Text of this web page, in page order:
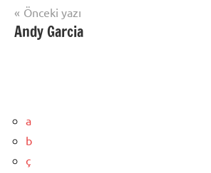
Yazı
gezinmesi
Önceki yazı
Andy Garcia
a
b
ç